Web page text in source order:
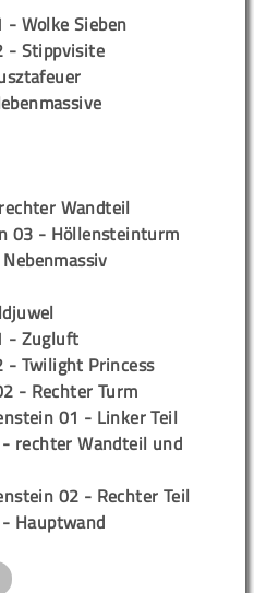
- Wolke Sieben
- Stippvisite
Wandteil
03 - Höllensteinturm
- Zugluft
- Twilight Princess
- Rechter Turm
01 - Linker Teil
rechter Wandteil und
02 - Rechter Teil
Hauptwand